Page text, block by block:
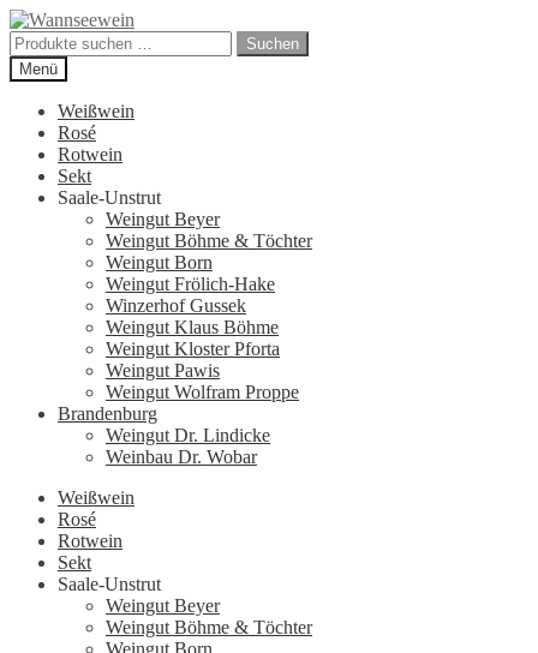
Zur
Navigation
springen
Zum
Inhalt
springen
Suchen
nach:
Suchen
Menü
Weißwein
Rosé
Rotwein
Sekt
Saale-Unstrut
Weingut Beyer
Weingut Böhme & Töchter
Weingut Born
Weingut Frölich-Hake
Winzerhof Gussek
Weingut Klaus Böhme
Weingut Kloster Pforta
Weingut Pawis
Weingut Wolfram Proppe
Brandenburg
Weingut Dr. Lindicke
Weinbau Dr. Wobar
Weißwein
Rosé
Rotwein
Sekt
Saale-Unstrut
Weingut Beyer
Weingut Böhme & Töchter
Weingut Born